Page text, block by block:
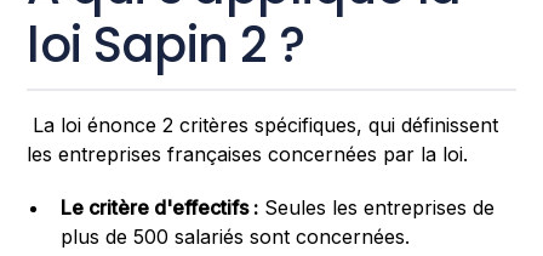
loi Sapin 2 ?
La loi énonce 2 critères spécifiques, qui définissent
les entreprises françaises concernées par la loi.
Le critère d'effectifs : Seules les entreprises de
plus de 500 salariés sont concernées.